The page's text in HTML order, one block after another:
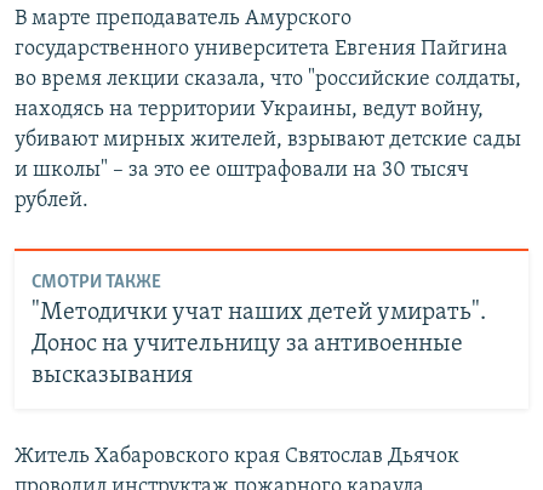
В марте преподаватель Амурского
государственного университета Евгения Пайгина
во время лекции сказала, что "российские солдаты,
находясь на территории Украины, ведут войну,
убивают мирных жителей, взрывают детские сады
и школы" – за это ее оштрафовали на 30 тысяч
рублей.
СМОТРИ ТАКЖЕ
"Методички учат наших детей умирать".
Донос на учительницу за антивоенные
высказывания
Житель Хабаровского края Святослав Дьячок